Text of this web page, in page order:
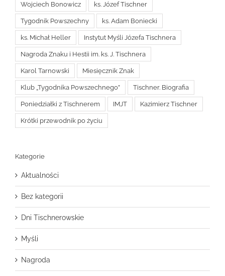
Wojciech Bonowicz ks. Józef Tischner
Tygodnik Powszechny ks. Adam Boniecki
ks. Michał Heller Instytut Myśli Józefa Tischnera
Nagroda Znaku i Hestii im. ks. J. Tischnera
Karol Tarnowski Miesięcznik Znak
Klub „Tygodnika Powszechnego” Tischner. Biografia
Poniedziałki z Tischnerem IMJT Kazimierz Tischner
Krótki przewodnik po życiu
Kategorie
Aktualności
Bez kategorii
Dni Tischnerowskie
Myśli
Nagroda